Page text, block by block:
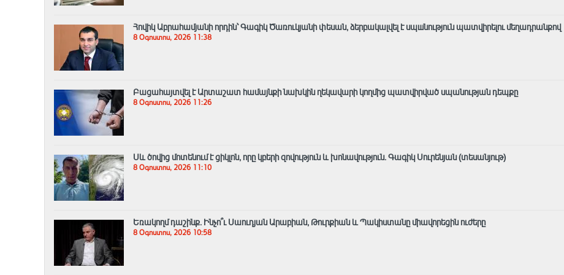
Հովիկ Աբրահամյանի որդին՝ Գագիկ Ծառուկյանի փեսան, ձերբակալվել է սպшնություն պատվիրելու մեղադրանքով
8 Օգոստոս, 2026 11:38
Բացահայտվել է Արտաշատ համայնքի նախկին ղեկավարի կողմից պատվիրված սպանության դեպքը
8 Օգոստոս, 2026 11:26
Սև ծովից մոտենում է ցիկլոն, որը կբերի զովություն և խոնավություն․ Գագիկ Սուրենյան (տեսանյութ)
8 Օգոստոս, 2026 11:10
Եռակողմ դաշինք․ Ինչո՞ւ Սաուդյան Արաբիան, Թուրքիան և Պակիստանը միավորեցին ուժերը
8 Օգոստոս, 2026 10:58